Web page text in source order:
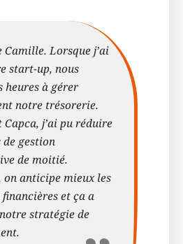
Camille. Lorsque j’ai
start-up, nous
heures à gérer
notre trésorerie.
j’ai pu réduire
gestion
de moitié.
anticipe mieux les
et ça a
stratégie de